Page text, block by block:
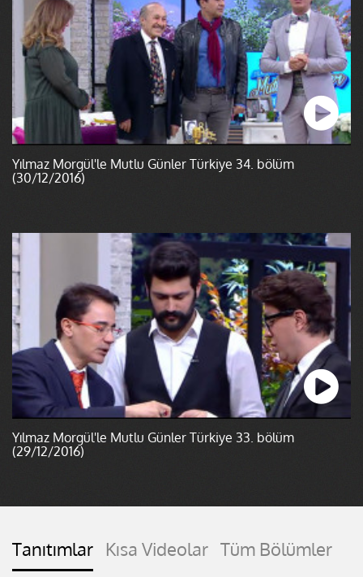
Yılmaz Morgül'le Mutlu Günler Türkiye 34. bölüm
(30/12/2016)
Yılmaz Morgül'le Mutlu Günler Türkiye 33. bölüm
(29/12/2016)
Tanıtımlar Kısa Videolar Tüm Bölümler